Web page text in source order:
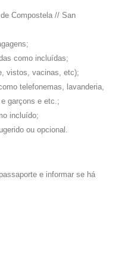
Compostela // San
como incluídas;
vistos, vacinas, etc);
telefonemas, lavanderia,
garçons e etc.;
incluído;
ou opcional.
e informar se há